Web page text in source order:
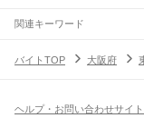
市区町村を追加・変更
大阪府すべて
生野区旭区城東区阿
駅を追加・変更
島本駅 高槻駅摂津富田駅
飲食・フードサービス
関連キーワード
バイトTOP
大阪府
ヘルプ・お問い合わせサイ